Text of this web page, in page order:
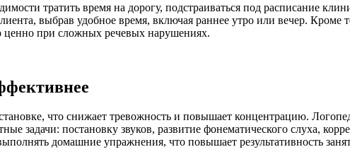
тратить время на дорогу, подстраиваться под расписание
выбрав удобное время, включая раннее утро или вечер. Кроме
ценно при сложных речевых нарушениях.
что снижает тревожность и повышает концентрацию.
задачи: постановку звуков, развитие фонематического слуха,
домашние упражнения, что повышает результативность